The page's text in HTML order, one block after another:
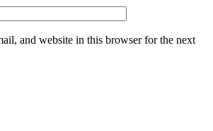
and website in this browser for the next